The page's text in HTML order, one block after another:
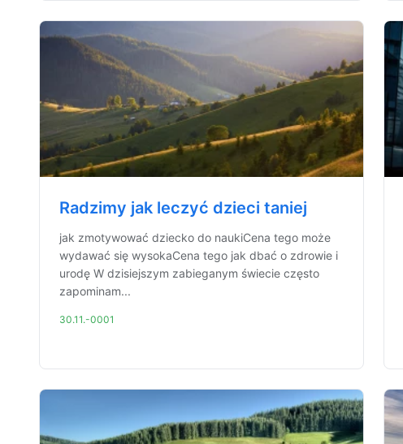
Radzimy jak leczyć dzieci taniej
jak zmotywować dziecko do naukiCena tego może
wydawać się wysokaCena tego jak dbać o zdrowie i
urodę W dzisiejszym zabieganym świecie często
zapominam...
30.11.-0001